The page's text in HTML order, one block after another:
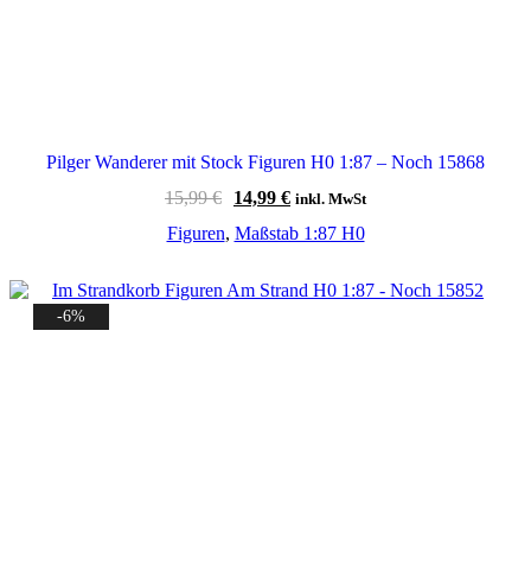
Pilger Wanderer mit Stock Figuren H0 1:87 – Noch 15868
15,99€
Ursprünglicher
war:
14,99 €Aktueller
ist:
inkl. MwSt
Figuren, Maßstab 1:87 H0
-6%